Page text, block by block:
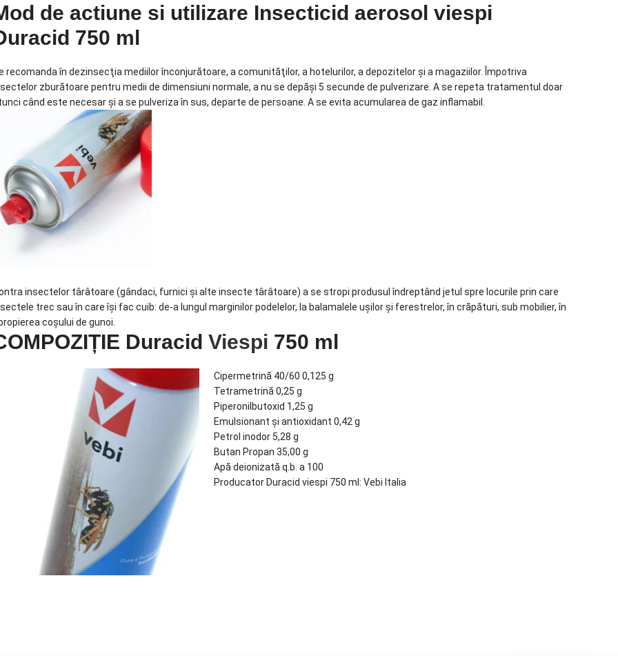
de actiune si utilizare Insecticid aerosol viespi
750 ml
recomanda în dezinsecţia mediilor înconjurătoare, a comunităţilor, a hotelurilor, a depozitelor şi a magaziilor. Împotriva
zburătoare pentru medii de dimensiuni normale, a nu se depăşi 5 secunde de pulverizare. A se repeta tratamentul doar
când este necesar şi a se pulveriza în sus, departe de persoane. A se evita acumularea de gaz inflamabil.
insectelor târâtoare (gândaci, furnici şi alte insecte târâtoare) a se stropi produsul îndreptând jetul spre locurile prin care
trec sau în care îşi fac cuib: de-a lungul marginilor podelelor, la balamalele uşilor şi ferestrelor, în crăpături, sub mobilier, în
coşului de gunoi.
Duracid Viespi 750 ml
Cipermetrină 40/60 0,125 g
Tetrametrină 0,25 g
Piperonilbutoxid 1,25 g
Emulsionant şi antioxidant 0,42 g
Petrol inodor 5,28 g
Butan Propan 35,00 g
Apă deionizată q.b. a 100
Producator Duracid viespi 750 ml: Vebi Italia